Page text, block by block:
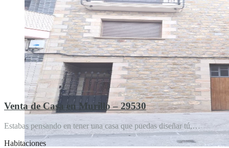
Venta de Casa en Murillo – 29530
Estabas pensando en tener una casa que puedas diseñar tú,…
Habitaciones